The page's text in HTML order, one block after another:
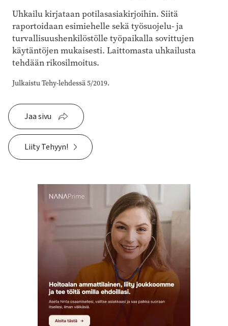
Uhkailu kirjataan potilasasiakirjoihin. Siitä
raportoidaan esimiehelle sekä työsuojelu- ja
turvallisuushenkilöstölle työpaikalla sovittujen
käytäntöjen mukaisesti. Laittomasta uhkailusta
tehdään rikosilmoitus.
Julkaistu Tehy-lehdessä 5/2019.
Jaa sivu
Liity Tehyyn!